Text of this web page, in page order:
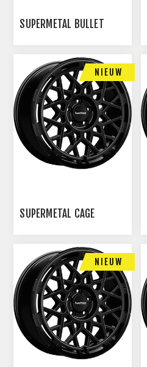
SUPERMETAL BULLET
NIEUW
SUPERMETAL CAGE
NIEUW